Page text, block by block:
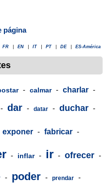
página
FR EN IT PT DE ES-América
- calmar - charlar -
- dar - datar - duchar -
exponer - fabricar -
- inflar - ir - ofrecer -
- poder - prendar -